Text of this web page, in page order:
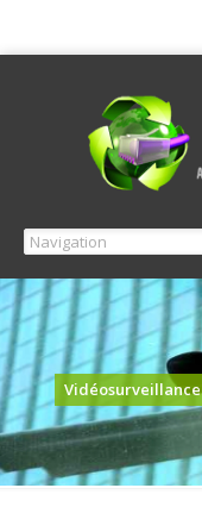
Vidéosurveillance